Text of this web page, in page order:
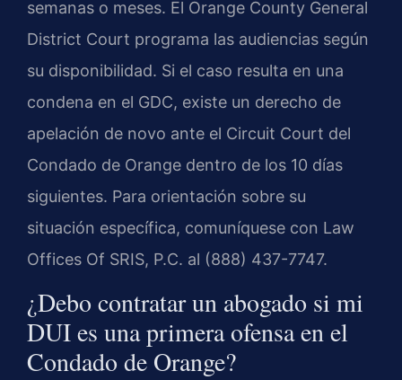
semanas o meses. El Orange County General
District Court programa las audiencias según
su disponibilidad. Si el caso resulta en una
condena en el GDC, existe un derecho de
apelación de novo ante el Circuit Court del
Condado de Orange dentro de los 10 días
siguientes. Para orientación sobre su
situación específica, comuníquese con Law
Offices Of SRIS, P.C. al (888) 437-7747.
¿Debo contratar un abogado si mi
DUI es una primera ofensa en el
Condado de Orange?